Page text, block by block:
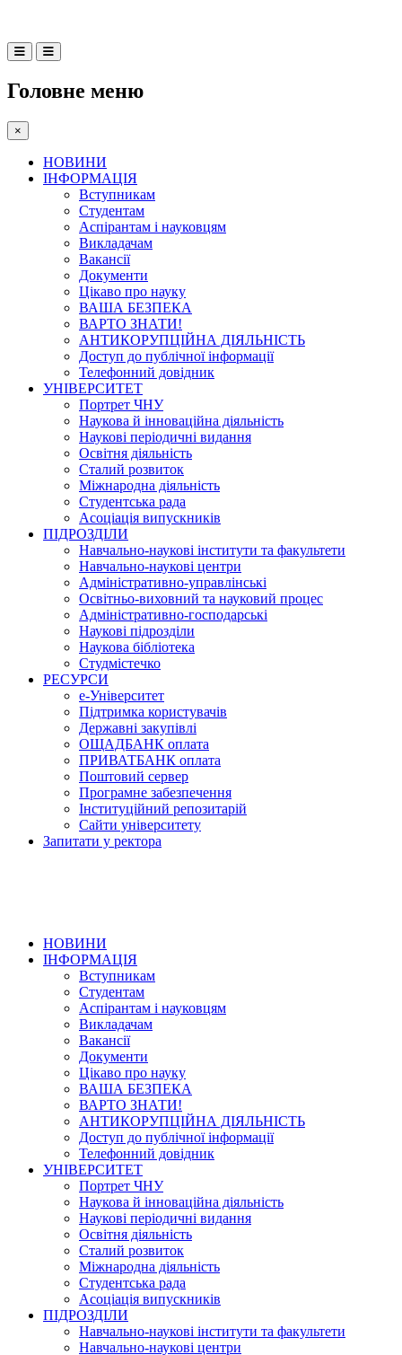
Головне меню
×
НОВИНИ
ІНФОРМАЦІЯ
Вступникам
Студентам
Аспірантам і науковцям
Викладачам
Вакансії
Документи
Цікаво про науку
ВАША БЕЗПЕКА
ВАРТО ЗНАТИ!
АНТИКОРУПЦІЙНА ДІЯЛЬНІСТЬ
Доступ до публічної інформації
Телефонний довідник
УНІВЕРСИТЕТ
Портрет ЧНУ
Наукова й інноваційна діяльність
Наукові періодичні видання
Освітня діяльність
Сталий розвиток
Міжнародна діяльність
Студентська рада
Асоціація випускників
ПІДРОЗДІЛИ
Навчально-наукові інститути та факультети
Навчально-наукові центри
Адміністративно-управлінські
Освітньо-виховний та науковий процес
Адміністративно-господарські
Наукові підрозділи
Наукова бібліотека
Студмістечко
РЕСУРСИ
е-Університет
Підтримка користувачів
Державні закупівлі
ОЩАДБАНК оплата
ПРИВАТБАНК оплата
Поштовий сервер
Програмне забезпечення
Інституційний репозитарій
Сайти університету
Запитати у ректора
НОВИНИ
ІНФОРМАЦІЯ
Вступникам
Студентам
Аспірантам і науковцям
Викладачам
Вакансії
Документи
Цікаво про науку
ВАША БЕЗПЕКА
ВАРТО ЗНАТИ!
АНТИКОРУПЦІЙНА ДІЯЛЬНІСТЬ
Доступ до публічної інформації
Телефонний довідник
УНІВЕРСИТЕТ
Портрет ЧНУ
Наукова й інноваційна діяльність
Наукові періодичні видання
Освітня діяльність
Сталий розвиток
Міжнародна діяльність
Студентська рада
Асоціація випускників
ПІДРОЗДІЛИ
Навчально-наукові інститути та факультети
Навчально-наукові центри